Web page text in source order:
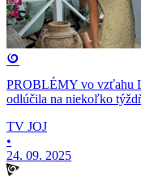
PROBLÉMY vo vzťahu
odlúčila na niekoľko
TV JOJ
•
24. 09. 2025